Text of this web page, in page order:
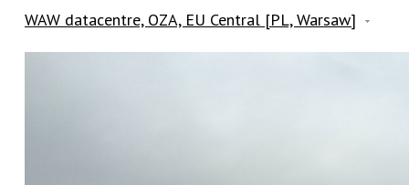
WAW datacentre, OZA, EU Central [PL, Warsaw]